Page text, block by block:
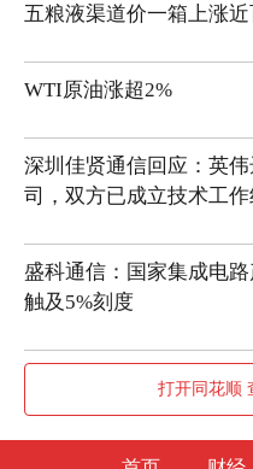
五粮液渠道价一箱上涨近
WTI原油涨超2%
深圳佳贤通信回应：英
司，双方已成立技术工作
盛科通信：国家集成电
触及5%刻度
打开同花顺